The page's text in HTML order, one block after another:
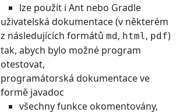
lze použít i Ant nebo Gradle
uživatelská dokumentace (v některém
z následujících formátů md, html, pdf)
tak, abych bylo možné program
otestovat,
programátorská dokumentace ve
formě javadoc
všechny funkce okomentovány,